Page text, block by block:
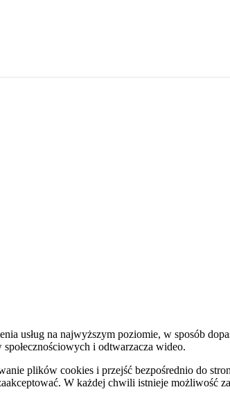
usług na najwyższym poziomie, w sposób
i odtwarzacza wideo.
plików cookies i przejść bezpośrednio do
W każdej chwili istnieje możliwość